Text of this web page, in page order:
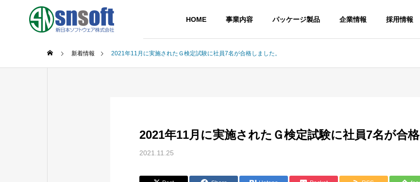
HOME 事業内容 パッケージ製品 企業情報 採用情報
主要取引先
新着情報 2021年11月に実施されたＧ検定試験に社員7名が合格しました。
2021年11月に実施されたＧ検定試験に社員7名が合格
2021.11.25